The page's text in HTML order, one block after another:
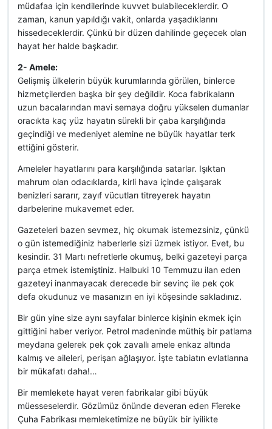
müdafaa için kendilerinde kuvvet bulabileceklerdir. O
zaman, kanun yapıldığı vakit, onlarda yaşadıklarını
hissedeceklerdir. Çünkü bir düzen dahilinde geçecek olan
hayat her halde başkadır.
2- Amele:
Gelişmiş ülkelerin büyük kurumlarında görülen, binlerce
hizmetçilerden başka bir şey değildir. Koca fabrikaların
uzun bacalarından mavi semaya doğru yükselen dumanlar
oracıkta kaç yüz hayatın sürekli bir çaba karşılığında
geçindiği ve medeniyet alemine ne büyük hayatlar terk
ettiğini gösterir.
Ameleler hayatlarını para karşılığında satarlar. Işıktan
mahrum olan odacıklarda, kirli hava içinde çalışarak
benizleri sararır, zayıf vücutları titreyerek hayatın
darbelerine mukavemet eder.
Gazeteleri bazen sevmez, hiç okumak istemezsiniz, çünkü
o gün istemediğiniz haberlerle sizi üzmek istiyor. Evet, bu
kesindir. 31 Martı nefretlerle okumuş, belki gazeteyi parça
parça etmek istemiştiniz. Halbuki 10 Temmuzu ilan eden
gazeteyi inanmayacak derecede bir sevinç ile pek çok
defa okudunuz ve masanızın en iyi köşesinde sakladınız.
Bir gün yine size aynı sayfalar binlerce kişinin ekmek için
gittiğini haber veriyor. Petrol madeninde müthiş bir patlama
meydana gelerek pek çok zavallı amele enkaz altında
kalmış ve aileleri, perişan ağlaşıyor. İşte tabiatın evlatlarına
bir mükafatı daha!…
Bir memlekete hayat veren fabrikalar gibi büyük
müesseselerdir. Gözümüz önünde deveran eden Fîereke
Çuha Fabrikası memleketimize ne büyük bir iyilikte